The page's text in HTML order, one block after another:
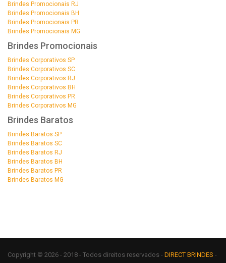
Brindes Promocionais RJ
Brindes Promocionais BH
Brindes Promocionais PR
Brindes Promocionais MG
Brindes Promocionais
Brindes Corporativos SP
Brindes Corporativos SC
Brindes Corporativos RJ
Brindes Corporativos BH
Brindes Corporativos PR
Brindes Corporativos MG
Brindes Baratos
Brindes Baratos SP
Brindes Baratos SC
Brindes Baratos RJ
Brindes Baratos BH
Brindes Baratos PR
Brindes Baratos MG
Copyright © 2026 - 2018 - Todos direitos reservados - DIRECT BRINDES -